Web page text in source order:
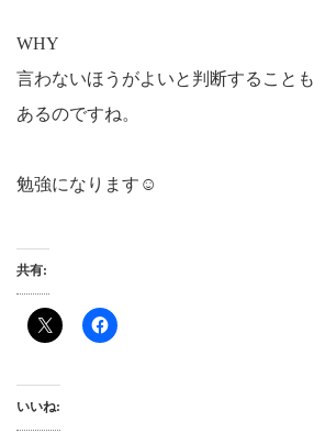
WHY
言わないほうがよいと判断することも
あるのですね。
勉強になります☺
共有:
いいね: